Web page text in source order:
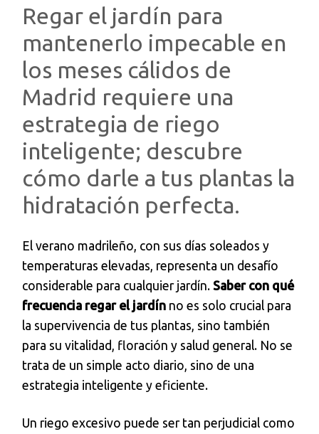
Regar el jardín para
mantenerlo impecable en
los meses cálidos de
Madrid requiere una
estrategia de riego
inteligente; descubre
cómo darle a tus plantas la
hidratación perfecta.
El verano madrileño, con sus días soleados y
temperaturas elevadas, representa un desafío
considerable para cualquier jardín. Saber con qué
frecuencia regar el jardín no es solo crucial para
la supervivencia de tus plantas, sino también
para su vitalidad, floración y salud general. No se
trata de un simple acto diario, sino de una
estrategia inteligente y eficiente.
Un riego excesivo puede ser tan perjudicial como